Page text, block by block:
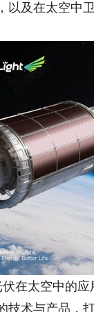
以及在太空中
在太空中的应
技术与产品，